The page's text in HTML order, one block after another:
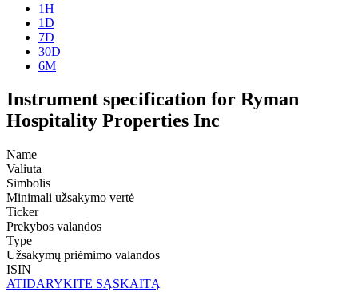
1H
1D
7D
30D
6M
Instrument specification for Ryman
Hospitality Properties Inc
Name
Valiuta
Simbolis
Minimali užsakymo vertė
Ticker
Prekybos valandos
Type
Užsakymų priėmimo valandos
ISIN
ATIDARYKITE SĄSKAITĄ